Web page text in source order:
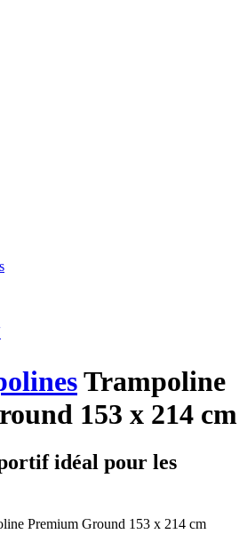
Trampoline
153 x 214 cm
idéal pour les
Premium Ground 153 x 214 cm